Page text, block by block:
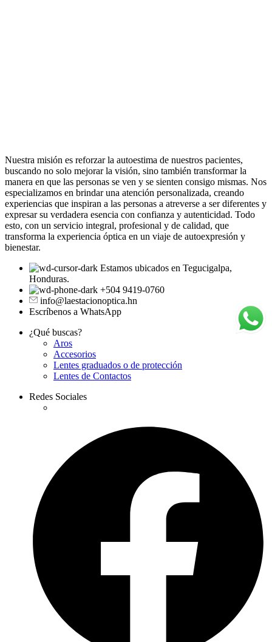
Nuestra misión es reforzar la autoestima de nuestros pacientes,
buscando no solo mejorar la visión, sino también transformar la
manera en que las personas se ven y se sienten consigo mismas. Nos
especializamos en brindar una atención personalizada, creando
experiencias que inspiran a las personas a atreverse a ser diferentes y
expresar su verdadera esencia con confianza y autenticidad. Todo
esto, con un servicio integral, profesional y de calidad, que
transforma la experiencia óptica en un viaje de autoexpresión y
bienestar.
Estamos ubicados en Tegucigalpa,
Honduras.
+504 9419-0760
info@laestacionoptica.hn
Escríbenos a WhatsApp
¿Qué buscas?
Aros
Accesorios
Lentes graduados o de protección
Lentes de Contactos
Redes Sociales